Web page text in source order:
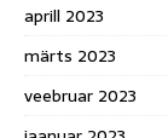
aprill 2023
märts 2023
veebruar 2023